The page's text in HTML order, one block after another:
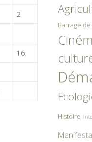
2
16
Barrage de
Histoire